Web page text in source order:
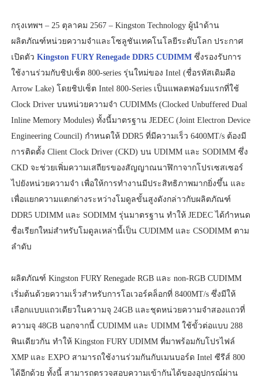
กรุงเทพฯ – 25 ตุลาคม 2567 – Kingston Technology ผู้นำด้าน
ผลิตภัณฑ์หน่วยความจำและโซลูชันเทคโนโลยีระดับโลก ประกาศ
เปิดตัว Kingston FURY Renegade DDR5 CUDIMMซึ่งรองรับการ
ใช้งานร่วมกับชิปเซ็ต 800-series รุ่นใหม่ของ Intel (ชื่อรหัสเดิมคือ
Arrow Lake) โดยชิปเซ็ต Intel 800-Series เป็นแพลตฟอร์มแรกที่ใช้
Clock Driver บนหน่วยความจำ CUDIMMs (Clocked Unbuffered Dual
Inline Memory Modules) ทั้งนี้มาตรฐาน JEDEC (Joint Electron Device
Engineering Council) กำหนดให้ DDR5 ที่มีความเร็ว 6400MT/s ต้องมี
การติดตั้ง Client Clock Driver (CKD) บน UDIMM และ SODIMM ซึ่ง
CKD จะช่วยเพิ่มความเสถียรของสัญญาณนาฬิกาจากโปรเซสเซอร์
ไปยังหน่วยความจำ เพื่อให้การทำงานมีประสิทธิภาพมากยิ่งขึ้น และ
เพื่อแยกความแตกต่างระหว่างโมดูลขั้นสูงดังกล่าวกับผลิตภัณฑ์
DDR5 UDIMM และ SODIMM รุ่นมาตรฐาน ทำให้ JEDEC ได้กำหนด
ชื่อเรียกใหม่สำหรับโมดูลเหล่านี้เป็น CUDIMM และ CSODIMM ตาม
ลำดับ
ผลิตภัณฑ์ Kingston FURY Renegade RGB และ non-RGB CUDIMM
เริ่มต้นด้วยความเร็วสำหรับการโอเวอร์คล็อกที่ 8400MT/s ซึ่งมีให้
เลือกแบบแถวเดียวในความจุ 24GB และชุดหน่วยความจำสองแถวที่
ความจุ 48GB นอกจากนี้ CUDIMM และ UDIMM ใช้ขั้วต่อแบบ 288
พินเดียวกัน ทำให้ Kingston FURY UDIMM ที่มาพร้อมกับโปรไฟล์
XMP และ EXPO สามารถใช้งานร่วมกันกับเมนบอร์ด Intel ซีรีส์ 800
ได้อีกด้วย ทั้งนี้ สามารถตรวจสอบความเข้ากันได้ของอุปกรณ์ผ่าน